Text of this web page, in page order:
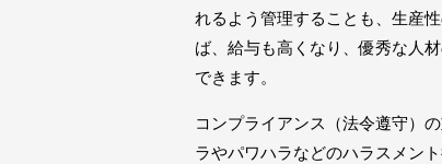
れるよう管理することも、生産
ば、給与も高くなり、優秀な人
できます。
コンプライアンス（法令遵守）
ラやパワハラなどのハラスメン